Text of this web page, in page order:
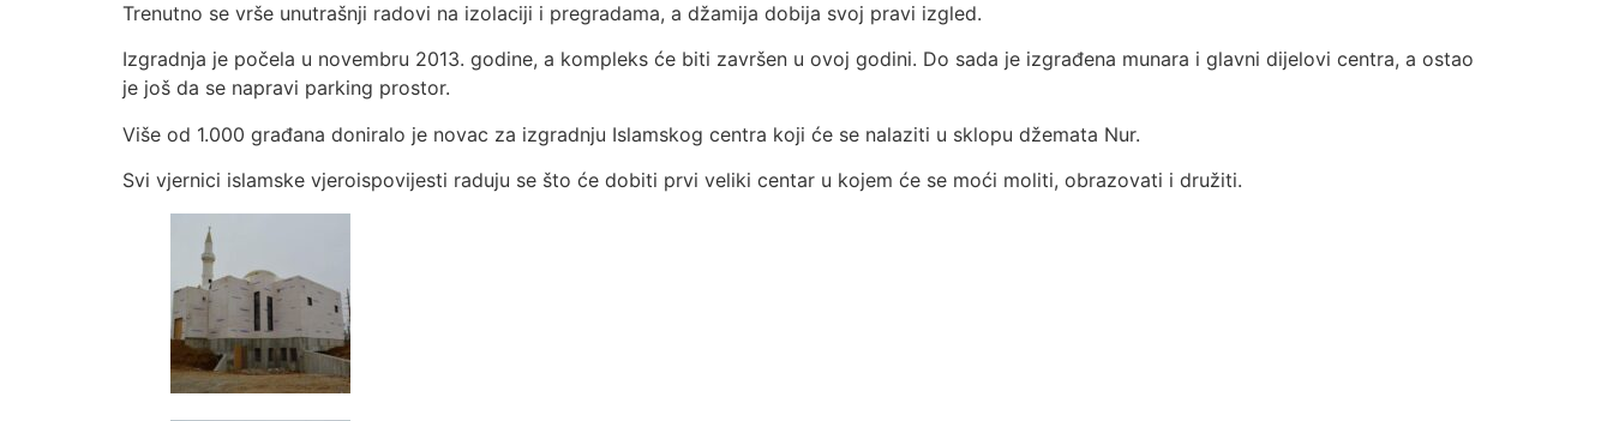
Trenutno se vrše unutrašnji radovi na izolaciji i pregradama, a džamija dobija svoj pravi izgled.
Izgradnja je počela u novembru 2013. godine, a kompleks će biti završen u ovoj godini. Do sada je izgrađena munara i glavni dijelovi centra, a ostao
je još da se napravi parking prostor.
Više od 1.000 građana doniralo je novac za izgradnju Islamskog centra koji će se nalaziti u sklopu džemata Nur.
Svi vjernici islamske vjeroispovijesti raduju se što će dobiti prvi veliki centar u kojem će se moći moliti, obrazovati i družiti.